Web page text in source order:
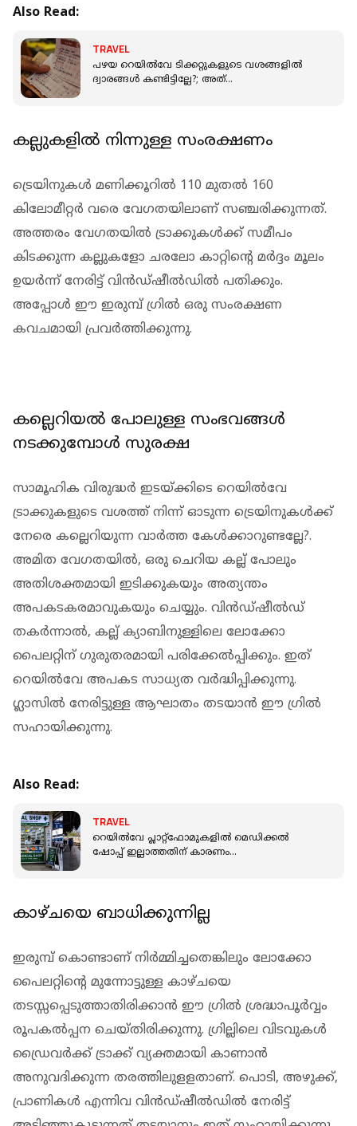
Also Read:
TRAVEL
പഴയ റെയില്‍വേ ടിക്കറ്റുകളുടെ വശങ്ങളില്‍
ദ്വാരങ്ങള്‍ കണ്ടിട്ടില്ലേ?; അത്
കല്ലുകളില്‍ നിന്നുള്ള സംരക്ഷണം
ട്രെയിനുകള്‍ മണിക്കൂറില്‍ 110 മുതല്‍ 160
കിലോമീറ്റര്‍ വരെ വേഗതയിലാണ് സഞ്ചരിക്കുന്നത്.
അത്തരം വേഗതയില്‍ ട്രാക്കുകള്‍ക്ക് സമീപം
കിടക്കുന്ന കല്ലുകളോ ചരലോ കാറ്റിന്റെ മര്‍ദ്ദം മൂലം
ഉയര്‍ന്ന് നേരിട്ട് വിന്‍ഡ്ഷീല്‍ഡില്‍ പതിക്കും.
അപ്പോള്‍ ഈ ഇരുമ്പ് ഗ്രില്‍ ഒരു സംരക്ഷണ
കവചമായി പ്രവര്‍ത്തിക്കുന്നു.
കല്ലെറിയല്‍ പോലുള്ള സംഭവങ്ങള്‍
നടക്കുമ്പോള്‍ സുരക്ഷ
സാമൂഹിക വിരുദ്ധര്‍ ഇടയ്ക്കിടെ റെയില്‍വേ
ട്രാക്കുകളുടെ വശത്ത് നിന്ന് ഓടുന്ന ട്രെയിനുകള്‍ക്ക്
നേരെ കല്ലെറിയുന്ന വാര്‍ത്ത കേള്‍ക്കാറുണ്ടല്ലേ?.
അമിത വേഗതയില്‍, ഒരു ചെറിയ കല്ല് പോലും
അതിശക്തമായി ഇടിക്കുകയും അത്യന്തം
അപകടകരമാവുകയും ചെയ്യും. വിന്‍ഡ്ഷീല്‍ഡ്
തകര്‍ന്നാല്‍, കല്ല് ക്യാബിനുള്ളിലെ ലോക്കോ
പൈലറ്റിന് ഗുരുതരമായി പരിക്കേല്‍പ്പിക്കും. ഇത്
റെയില്‍വേ അപകട സാധ്യത വര്‍ദ്ധിപ്പിക്കുന്നു.
ഗ്ലാസില്‍ നേരിട്ടുള്ള ആഘാതം തടയാന്‍ ഈ ഗ്രില്‍
സഹായിക്കുന്നു.
Also Read:
TRAVEL
റെയില്‍വേ പ്ലാറ്റ്‌ഫോമുകളില്‍ മെഡിക്കല്‍
ഷോപ്പ് ഇല്ലാത്തതിന് കാരണം
കാഴ്ചയെ ബാധിക്കുന്നില്ല
ഇരുമ്പ് കൊണ്ടാണ് നിര്‍മ്മിച്ചതെങ്കിലും ലോക്കോ
പൈലറ്റിന്റെ മുന്നോട്ടുള്ള കാഴ്ചയെ
തടസ്സപ്പെടുത്താതിരിക്കാന്‍ ഈ ഗ്രില്‍ ശ്രദ്ധാപൂര്‍വ്വം
രൂപകല്‍പ്പന ചെയ്തിരിക്കുന്നു. ഗ്രില്ലിലെ വിടവുകള്‍
ഡ്രൈവര്‍ക്ക് ട്രാക്ക് വ്യക്തമായി കാണാന്‍
അനുവദിക്കുന്ന തരത്തിലുളളതാണ്. പൊടി, അഴുക്ക്,
പ്രാണികള്‍ എന്നിവ വിന്‍ഡ്ഷീല്‍ഡില്‍ നേരിട്ട്